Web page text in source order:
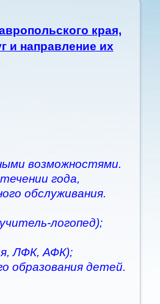
края,
и направление их
возможностями.
года,
обслуживания.
логопед);
ЛФК, АФК);
образования детей.